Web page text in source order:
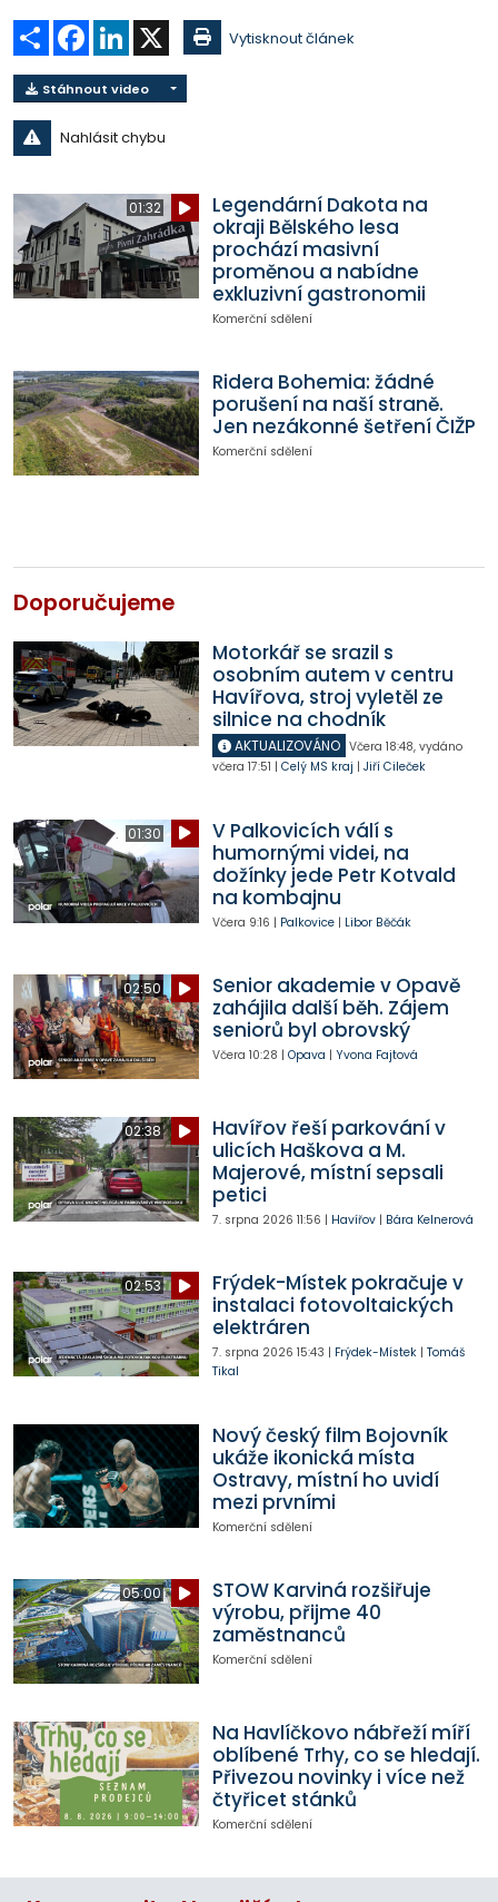
Sdílet Facebook
LinkedIn Vytisknout článek
Stáhnout video
Nahlásit chybu
01:32
Legendární Dakota na
okraji Bělského lesa
prochází masivní
proměnou a nabídne
exkluzivní gastronomii
Komerční sdělení
Ridera Bohemia: žádné
porušení na naší straně.
Jen nezákonné šetření ČIŽP
Komerční sdělení
Doporučujeme
Motorkář se srazil s
osobním autem v centru
Havířova, stroj vyletěl ze
silnice na chodník
AKTUALIZOVÁNO Včera 18:48, vydáno
včera 17:51 | Celý MS kraj | Jiří Cileček
01:30
V Palkovicích válí s
humornými videi, na
dožínky jede Petr Kotvald
na kombajnu
Včera 9:16 | Palkovice| Libor Běčák
02:50
Senior akademie v Opavě
zahájila další běh. Zájem
seniorů byl obrovský
Včera 10:28 | Opava | Yvona Fajtová
02:38
Havířov řeší parkování v
ulicích Haškova a M.
Majerové, místní sepsali
petici
7. srpna 2026 11:56 | Havířov| Bára Kelnerová
02:53
Frýdek-Místek pokračuje v
instalaci fotovoltaických
elektráren
7. srpna 2026 15:43 | Frýdek-Místek| Tomáš
Tikal
Nový český film Bojovník
ukáže ikonická místa
Ostravy, místní ho uvidí
mezi prvními
Komerční sdělení
05:00
STOW Karviná rozšiřuje
výrobu, přijme 40
zaměstnanců
Komerční sdělení
Na Havlíčkovo nábřeží míří
oblíbené Trhy, co se hledají.
Přivezou novinky i více než
čtyřicet stánků
Komerční sdělení